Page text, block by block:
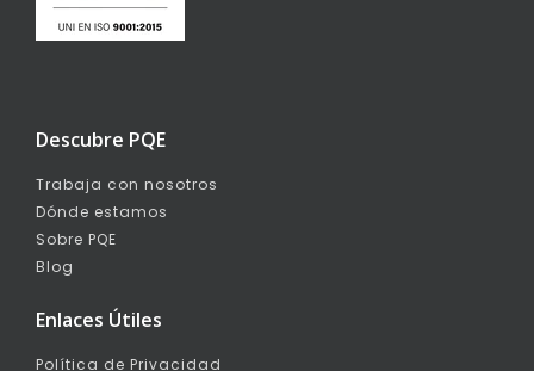
Descubre PQE
Trabaja con nosotros
Dónde estamos
Sobre PQE
Blog
Enlaces Útiles
Política de Privacidad